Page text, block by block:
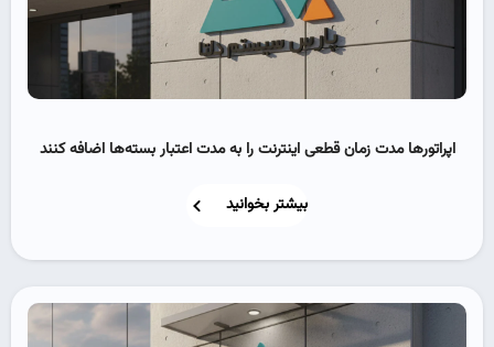
اپراتورها مدت زمان قطعی اینترنت را به مدت اعتبار بسته‌ها اضافه کنند
بیشتر بخوانید